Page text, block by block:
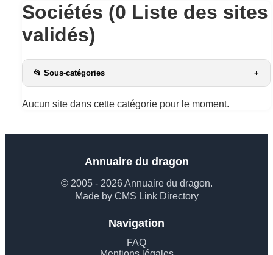
Sociétés (0 Liste des sites
validés)
📂 Sous-catégories +
Aucun site dans cette catégorie pour le moment.
Annuaire du dragon
© 2005 - 2026 Annuaire du dragon.
Made by CMS Link Directory
Navigation
FAQ